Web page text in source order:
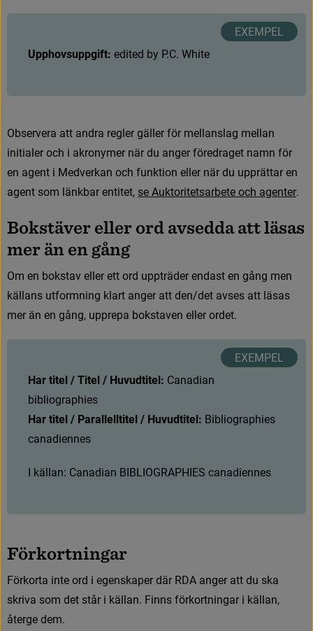
Upphovsuppgift: edited by P.C. White
Observera att andra regler gäller för mellanslag mellan
initialer och i akronymer när du anger föredraget namn för
en agent i Medverkan och funktion eller när du upprättar en
agent som länkbar entitet, se Auktoritetsarbete och agenter.
Bokstäverellerordavseddaattläsas
meränengång
Om en bokstav eller ett ord uppträder endast en gång men
källans utformning klart anger att den/det avses att läsas
mer än en gång, upprepa bokstaven eller ordet.
Har titel / Titel / Huvudtitel: Canadian
bibliographies
Har titel / Parallelltitel / Huvudtitel: Bibliographies
canadiennes
I källan: Canadian BIBLIOGRAPHIES canadiennes
Förkortningar
Förkorta inte ord i egenskaper där RDA anger att du ska
skriva som det står i källan. Finns förkortningar i källan,
återge dem.